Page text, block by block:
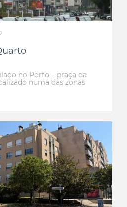
no Porto – praça da
numa das zonas
este imóvel
para quem
- Sala ampla; teto falso
soalho e bastante
- Cozinha totalmente
lacados, tampos granito,
madeira - Casa de
acabamento em cerâmica
lavatório - Quarto com
e roupeiro embutido,
- Varanda
de momentos de lazer -
para maior
com dois elevadores